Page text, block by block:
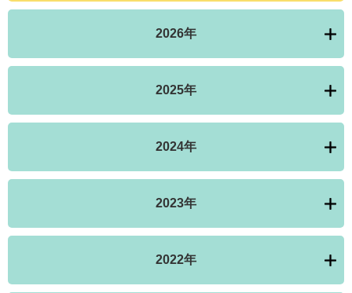
2026年
2025年
2024年
2023年
2022年